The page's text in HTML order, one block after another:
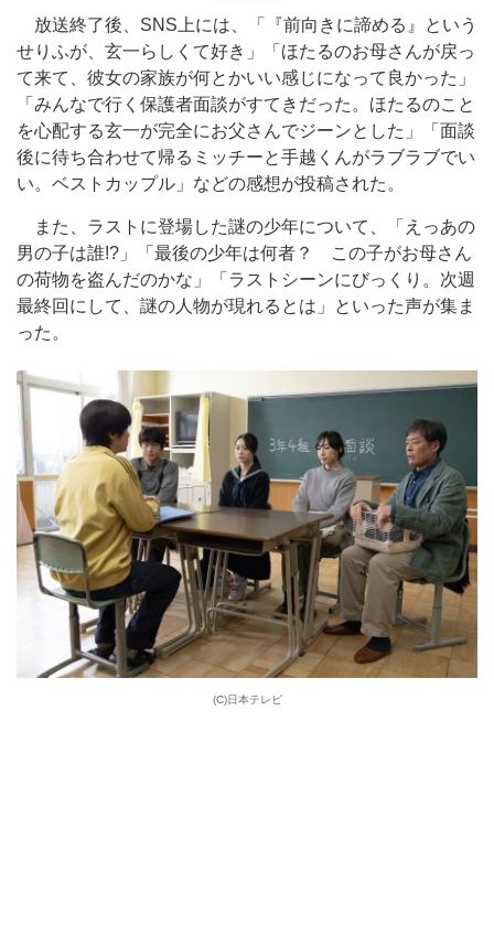
放送終了後、SNS上には、「『前向きに諦める』という
せりふが、玄一らしくて好き」「ほたるのお母さんが戻っ
て来て、彼女の家族が何とかいい感じになって良かった」
「みんなで行く保護者面談がすてきだった。ほたるのこと
を心配する玄一が完全にお父さんでジーンとした」「面談
後に待ち合わせて帰るミッチーと手越くんがラブラブでい
い。ベストカップル」などの感想が投稿された。
また、ラストに登場した謎の少年について、「えっあの
男の子は誰!?」「最後の少年は何者？ この子がお母さん
の荷物を盗んだのかな」「ラストシーンにびっくり。次週
最終回にして、謎の人物が現れるとは」といった声が集ま
った。
(C)日本テレビ